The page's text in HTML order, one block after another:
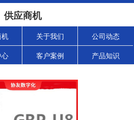
供应商机
机 关于我们 公司动态
心 客户案例 产品知识